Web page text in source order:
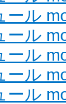
ール
ール
ール
ール
ール